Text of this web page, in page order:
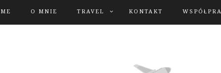
O MNIE TRAVEL KONTAKT